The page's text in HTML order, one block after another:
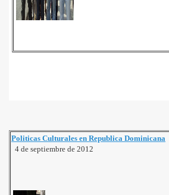
Politicas Culturales en Republica Dominicana
4 de septiembre de 2012
2012